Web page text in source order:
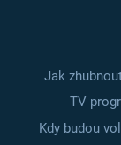
Jak
TV
Kdy budou